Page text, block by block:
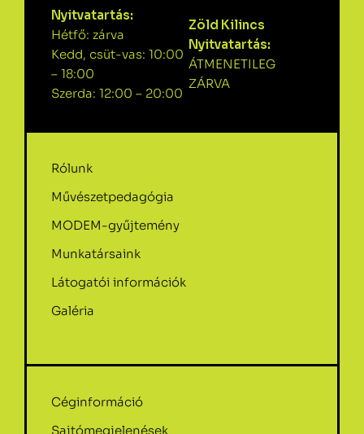
Nyitvatartás:
Hétfő: zárva
Kedd, csüt-vas: 10:00
– 18:00
Szerda: 12:00 – 20:00
Zöld Kilincs
Nyitvatartás:
ÁTMENETILEG
ZÁRVA
Rólunk
Művészetpedagógia
MODEM-gyűjtemény
Munkatársaink
Látogatói információk
Galéria
Céginformáció
Sajtómegjelenések